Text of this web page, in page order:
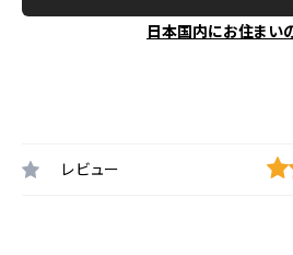
日本国内にお住まい
レビュー